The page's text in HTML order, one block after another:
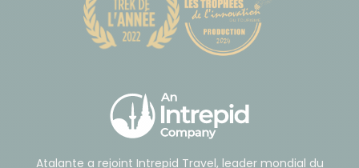
Atalante a rejoint Intrepid Travel, leader mondial du